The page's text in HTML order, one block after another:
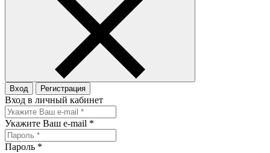
Вход Регистрация
Вход в личный кабинет
Укажите Ваш e-mail *
Пароль *